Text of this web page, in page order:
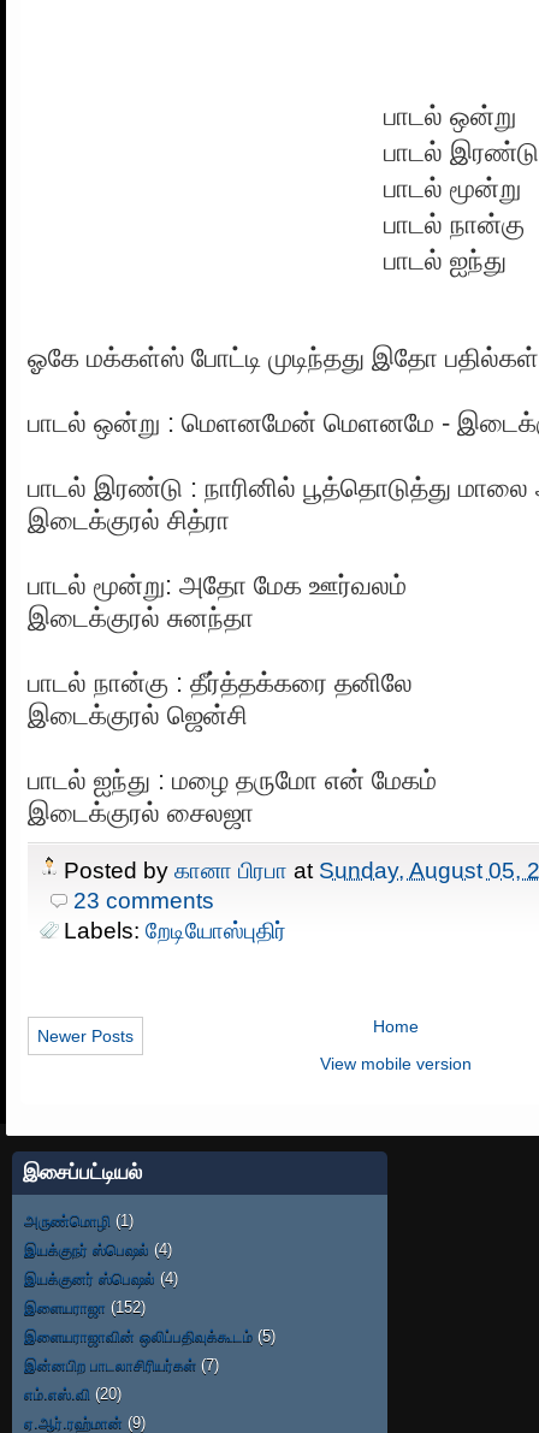
பாடல் ஒன்று
பாடல் இரண்டு
பாடல் மூன்று
பாடல் நான்கு
பாடல் ஐந்து
ஓகே மக்கள்ஸ் போட்டி முடிந்தது இதோ பதில்கள்
பாடல் ஒன்று : மெளனமேன் மெளனமே -
பாடல் இரண்டு : நாரினில் பூத்தொடுத்து
இடைக்குரல் சித்ரா
பாடல் மூன்று: அதோ மேக ஊர்வலம்
இடைக்குரல் சுனந்தா
பாடல் நான்கு : தீர்த்தக்கரை தனிலே
இடைக்குரல் ஜென்சி
பாடல் ஐந்து : மழை தருமோ என் மேகம்
இடைக்குரல் சைலஜா
Posted by கானா பிரபா at Sunday, August 05,
23 comments
Labels: றேடியோஸ்புதிர்
Newer Posts
Home
View mobile version
இசைப்பட்டியல்
அருண்மொழி (1)
இயக்குநர் ஸ்பெஷல் (4)
இயக்குனர் ஸ்பெஷல் (4)
இளையராஜா (152)
இளையராஜாவின் ஒலிப்பதிவுக்கூடம் (5)
இன்னபிற பாடலாசிரியர்கள் (7)
எம்.எஸ்.வி (20)
ஏ.ஆர்.ரஹ்மான் (9)